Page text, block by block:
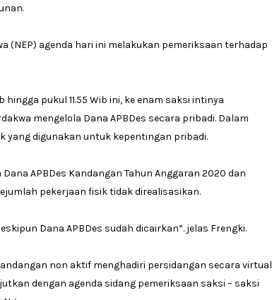
(NEP) agenda hari ini melakukan pemeriksaan terhadap
pukul 11.55 Wib ini, ke enam saksi intinya
mengelola Dana APBDes secara pribadi. Dalam
yang digunakan untuk kepentingan pribadi.
APBDes Kandangan Tahun Anggaran 2020 dan
pekerjaan fisik tidak direalisasikan.
Dana APBDes sudah dicairkan”. jelas Frengki.
non aktif menghadiri persidangan secara virtual
dengan agenda sidang pemeriksaan saksi – saksi